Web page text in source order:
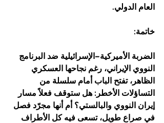
العام الدولي.
خاتمة:
الضربة الأميركية–الإسرائيلية ضد البرنامج
النووي الإيراني، رغم نجاحها العسكري
الظاهر، تفتح الباب أمام سلسلة من
التساؤلات الأخطر: هل ستوقف فعلاً مسار
إيران النووي والبالستي؟ أم أنها مجرّد فصل
في صراع طويل، تسعى فيه كل الأطراف